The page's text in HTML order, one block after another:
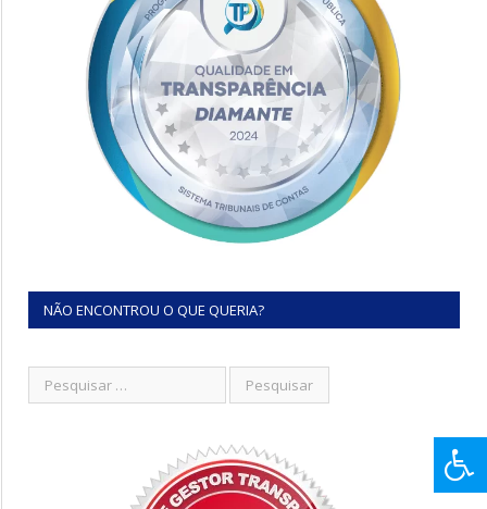
NÃO ENCONTROU O QUE QUERIA?